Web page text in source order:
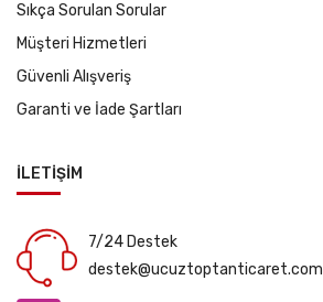
Sıkça Sorulan Sorular
Müşteri Hizmetleri
Güvenli Alışveriş
Garanti ve İade Şartları
İLETİŞİM
7/24 Destek
destek@ucuztoptanticaret.com